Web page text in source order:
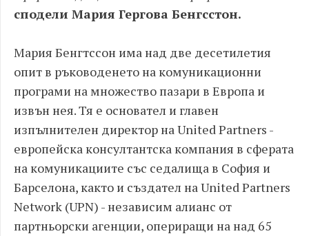
сподели Мария Гергова Бенгсстон.
Мария Бенгтссон има над две десетилетия
опит в ръководенето на комуникационни
програми на множество пазари в Европа и
извън нея. Тя е основател и главен
изпълнителен директор на United Partners -
европейска консултантска компания в сферата
на комуникациите със седалища в София и
Барселона, както и създател на United Partners
Network (UPN) - независим алианс от
партньорски агенции, опериращи на над 65